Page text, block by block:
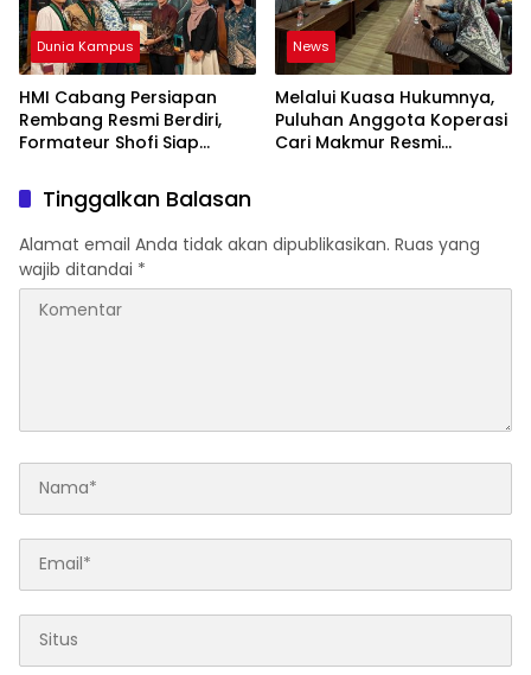
Dunia Kampus
HMI Cabang Persiapan
Rembang Resmi Berdiri,
Formateur Shofi Siap
News
Melalui Kuasa Hukumnya,
Puluhan Anggota Koperasi
Cari Makmur Resmi
Tinggalkan Balasan
Alamat email Anda tidak akan dipublikasikan. Ruas yang
wajib ditandai *